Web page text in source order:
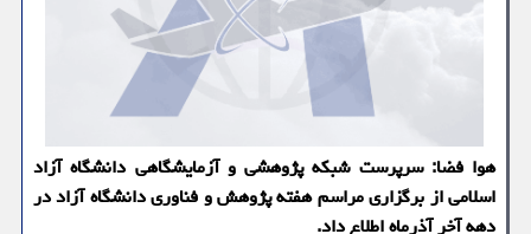
هوا فضا: سرپرست شبكه پژوهشی و آزمایشگاهی دانشگاه آزاد
اسلامی از برگزاری مراسم هفته پژوهش و فناوری دانشگاه آزاد در
دهه آخر آذرماه اطلاع داد.